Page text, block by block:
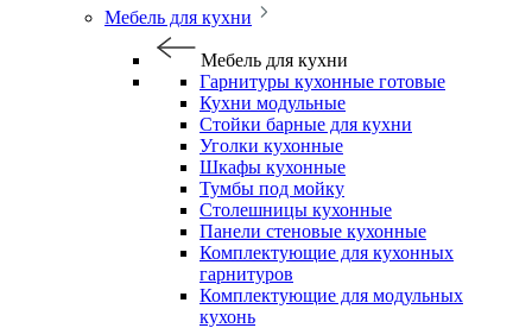
Мебель для кухни
Мебель для кухни
Гарнитуры кухонные готовые
Кухни модульные
Стойки барные для кухни
Уголки кухонные
Шкафы кухонные
Тумбы под мойку
Столешницы кухонные
Панели стеновые кухонные
Комплектующие для кухонных
гарнитуров
Комплектующие для модульных
кухонь